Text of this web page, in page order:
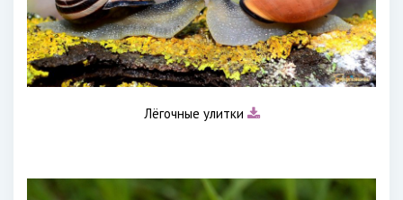
Лёгочные улитки